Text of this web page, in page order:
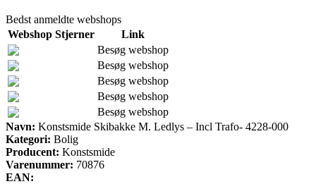
Bedst anmeldte webshops
Webshop Stjerner
Link
Besøg webshop
Besøg webshop
Besøg webshop
Besøg webshop
Besøg webshop
Navn: Konstsmide Skibakke M. Ledlys – Incl Trafo- 4228-000
Kategori: Bolig
Producent: Konstsmide
Varenummer: 70876
EAN: